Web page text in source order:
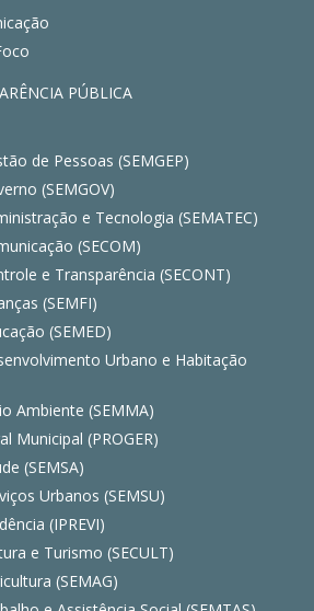
PÚBLICA
de Pessoas (SEMGEP)
(SEMGOV)
e Tecnologia (SEMATEC)
(SECOM)
e Transparência (SECONT)
(SEMFI)
(SEMED)
Urbano e Habitação
Ambiente (SEMMA)
Municipal (PROGER)
(SEMSA)
Urbanos (SEMSU)
(IPREVI)
e Turismo (SECULT)
(SEMAG)